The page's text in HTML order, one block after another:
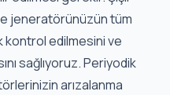
jeneratörünüzün tüm
kontrol edilmesini ve
sağlıyoruz. Periyodik
arızalanma